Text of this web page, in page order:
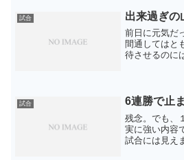
分かるし、コ
試合 出来過ぎの
前日に元気だ
間通してはと
待させるのに
ンと外野の頭
試合 6連勝で止
残念。でも、
実に強い内容
試合には見え